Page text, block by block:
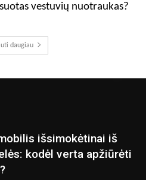
vestuvių nuotraukas?
daugiau
išsimokėtinai iš
kodėl verta apžiūrėti